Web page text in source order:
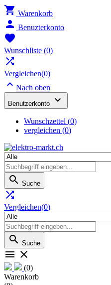
 Warenkorb
 Benuzterkonto

Wunschliste (0)

Vergleichen(0)
 Nach oben
Benutzerkonto 
Wunschzettel (0)
vergleichen (0)
 Suche

Vergleichen(0)
 Suche
 
(0)
Warenkorb